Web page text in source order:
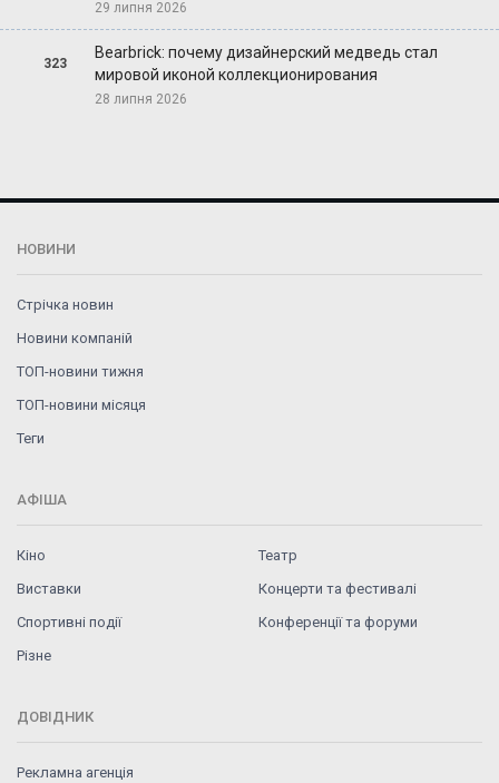
29 липня 2026
323
Bearbrick: почему дизайнерский медведь стал
мировой иконой коллекционирования
28 липня 2026
НОВИНИ
Стрічка новин
Новини компаній
ТОП-новини тижня
ТОП-новини місяця
Теги
АФІША
Кіно
Театр
Виставки
Концерти та фестивалі
Спортивні події
Конференції та форуми
Різне
ДОВІДНИК
Рекламна агенція